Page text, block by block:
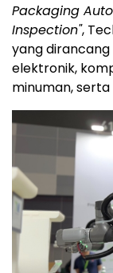
Packaging
Inspection",
yang
elektronik,
minuman,